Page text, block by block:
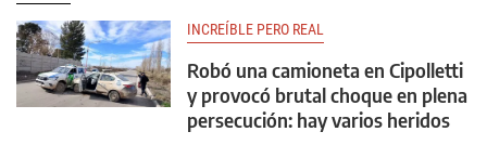
INCREÍBLE PERO REAL
Robó una camioneta en Cipolletti
y provocó brutal choque en plena
persecución: hay varios heridos